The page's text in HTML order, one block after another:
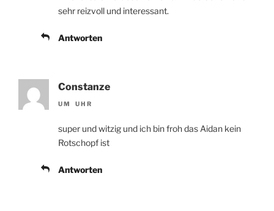
sehr reizvoll und interessant.
Antworten
Constanze
UM UHR
super und witzig und ich bin froh das Aidan kein
Rotschopf ist
Antworten